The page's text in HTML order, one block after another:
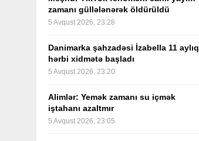
zamanı güllələnərək öldürüldü
5 Avqust 2026, 23:28
Danimarka şahzadəsi İzabella 11 aylıq
hərbi xidmətə başladı
5 Avqust 2026, 23:20
Alimlər: Yemək zamanı su içmək
iştahanı azaltmır
5 Avqust 2026, 23:05